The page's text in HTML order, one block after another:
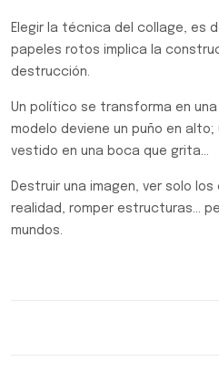
Elegir la técnica del collage, es
papeles rotos implica la
destrucción.
Un político se transforma en
modelo deviene un puño en alto;
vestido en una boca que grita…
Destruir una imagen, ver solo
realidad, romper estructuras...
mundos.